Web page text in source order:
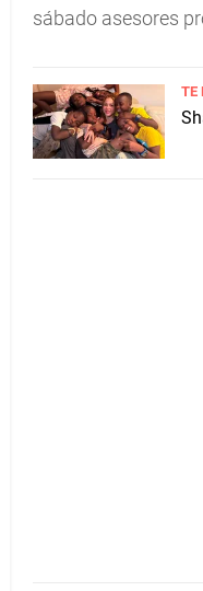
sábado asesores
TE